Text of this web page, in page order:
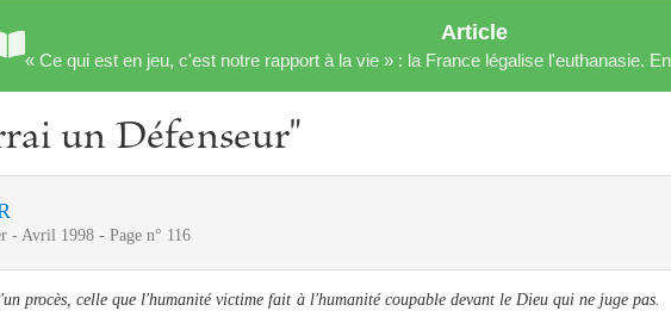
Article
« Ce qui est en jeu, c'est notre rapport à la vie » : la France légalise l'euthanasie.
un Défenseur"
- Avril 1998 - Page n° 116
procès, celle que l'humanité victime fait à l'humanité coupable devant le Dieu qui ne juge pas.